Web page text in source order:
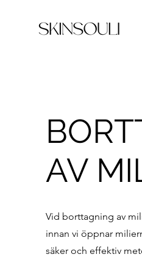
AV
Vid borttagning av
innan vi öppnar
säker och effektiv